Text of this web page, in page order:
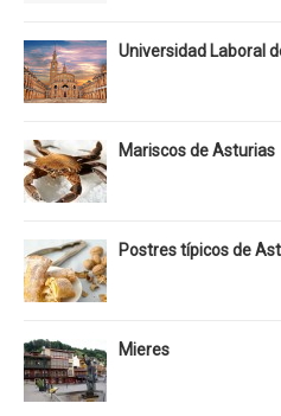
Universidad Laboral
Mariscos de Asturias
Postres típicos de
Mieres